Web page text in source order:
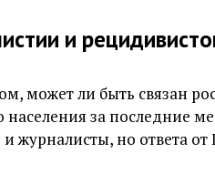
и
может ли быть связан
за последние
и журналисты, но ответа